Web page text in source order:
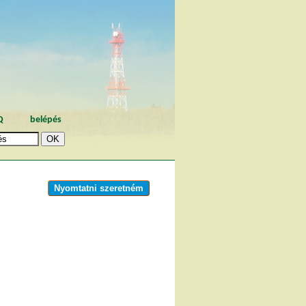
belépés
Nyomtatni szeretném